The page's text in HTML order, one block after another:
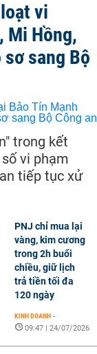
vi
Mi Hồng,
sang Bộ
trong kết
vi phạm
tiếp tục xử
PNJ chỉ mua lại
vàng, kim cương
trong 2h buổi
chiều, giữ lịch
trả tiền tối đa
120 ngày
KINH DOANH -
09:47 | 24/07/2026